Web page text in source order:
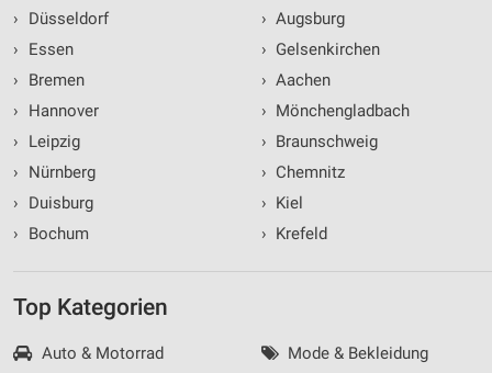
›
Düsseldorf
›
Essen
›
Bremen
›
Hannover
›
Leipzig
›
Nürnberg
›
Duisburg
›
Bochum
› Augsburg
› Gelsenkirchen
› Aachen
› Mönchengladbach
› Braunschweig
› Chemnitz
› Kiel
› Krefeld
Top Kategorien
Auto & Motorrad
Mode & Bekleidung